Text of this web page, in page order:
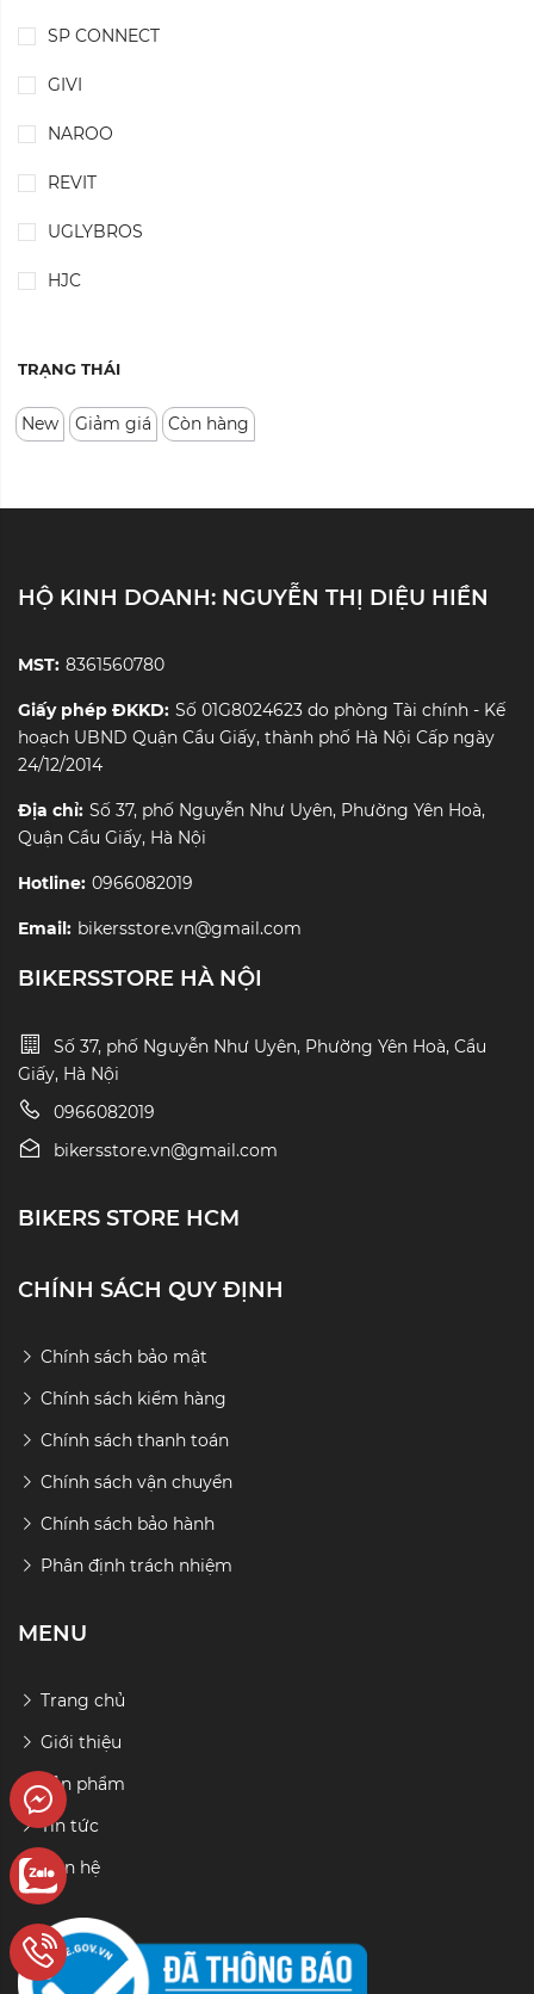
SP CONNECT
GIVI
NAROO
REVIT
UGLYBROS
HJC
TRẠNG THÁI
New Giảm giá Còn hàng
HỘ KINH DOANH: NGUYỄN THỊ DIỆU HIỀN
MST: 8361560780
Giấy phép ĐKKD: Số 01G8024623 do phòng Tài chính - Kế
hoạch UBND Quận Cầu Giấy, thành phố Hà Nội Cấp ngày
24/12/2014
Địa chỉ: Số 37, phố Nguyễn Như Uyên, Phường Yên Hoà,
Quận Cầu Giấy, Hà Nội
Hotline: 0966082019
Email: bikersstore.vn@gmail.com
BIKERSSTORE HÀ NỘI
Số 37, phố Nguyễn Như Uyên, Phường Yên Hoà, Cầu
Giấy, Hà Nội
0966082019
bikersstore.vn@gmail.com
BIKERS STORE HCM
CHÍNH SÁCH QUY ĐỊNH
Chính sách bảo mật
Chính sách kiểm hàng
Chính sách thanh toán
Chính sách vận chuyển
Chính sách bảo hành
Phân định trách nhiệm
MENU
Trang chủ
Giới thiệu
Sản phẩm
Tin tức
Liên hệ